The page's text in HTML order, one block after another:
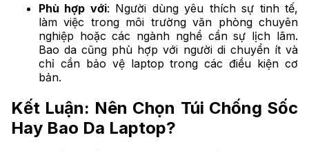
Phù hợp với: Người dùng yêu thích sự tinh tế,
làm việc trong môi trường văn phòng chuyên
nghiệp hoặc các ngành nghề cần sự lịch lãm.
Bao da cũng phù hợp với người di chuyển ít và
chỉ cần bảo vệ laptop trong các điều kiện cơ
bản.
Kết Luận: Nên Chọn Túi Chống Sốc
Hay Bao Da Laptop?